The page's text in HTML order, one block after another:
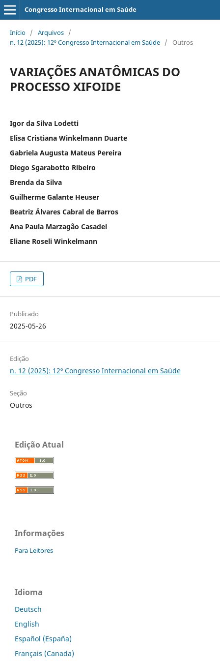
Congresso Internacional em Saúde
Início / Arquivos /
n. 12 (2025): 12º Congresso Internacional em Saúde / Outros
VARIAÇÕES ANATÔMICAS DO
PROCESSO XIFOIDE
Igor da Silva Lodetti
Elisa Cristiana Winkelmann Duarte
Gabriela Augusta Mateus Pereira
Diego Sgarabotto Ribeiro
Brenda da Silva
Guilherme Galante Heuser
Beatriz Álvares Cabral de Barros
Ana Paula Marzagão Casadei
Eliane Roseli Winkelmann
PDF
Publicado
2025-05-26
Edição
n. 12 (2025): 12º Congresso Internacional em Saúde
Seção
Outros
Edição Atual
Informações
Para Leitores
Idioma
Deutsch
English
Español (España)
Français (Canada)